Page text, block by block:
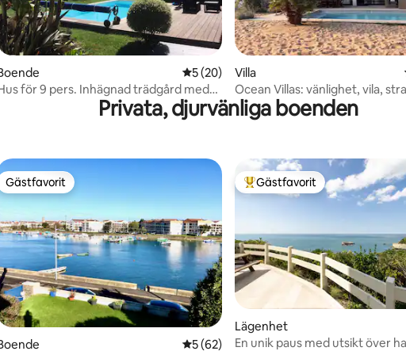
betyg, 8 omdömen
5 av 5 i genomsnittligt betyg, 20
5 (20)
för 9 pers. Inhägnad trädgård med
Villa
Ocean Villas: vänlighet, vila,
bort
Privata, djurvänliga boenden
Gästfavorit
Gästfavorit
5 av 5 i genomsnittligt betyg, 62
5 (62)
Populär gästfavorit
Gästfavorit
Lägenhet
En unik paus med utsikt över